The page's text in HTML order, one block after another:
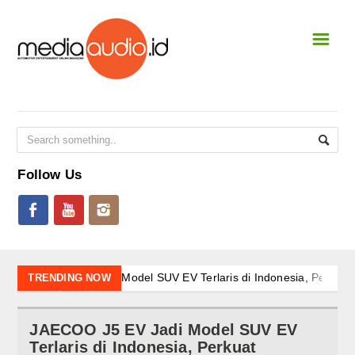
Event Terbaru
New Shoot
SQ
☰
Follow Us
TRENDING NOW
SUV EV Terlaris di Indonesia, Perkuat Momentum Awal Tahun
BYD dalam Menembus Batas Mobilitas Masa Depan: Integrasi
JAECOO J5 EV Jadi Model SUV EV
Terlaris di Indonesia, Perkuat